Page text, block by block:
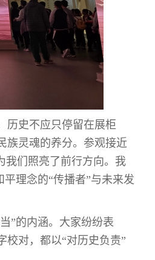
历史不应只停留在展柜
族灵魂的养分。参观接近
我们照亮了前行方向。我
理念的“传播者”与未来发
”的内涵。大家纷纷表
校对，都以“对历史负责”